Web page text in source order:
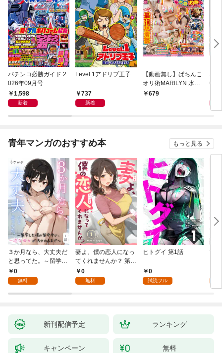
パチンコ必勝ガイド 2
026年09月号
1,598
新着
Level.1アドリブ王子
737
新着
【動画無し】ぱちんこ
オリ術MARILYN 水着d
e灼熱フィーバータイ
679
パ
026
青年マンガのおすすめ本 もっと見る
３か月なら、大丈夫だ
と思ってた。～留学し
た僕の留守中に、一途
な彼女が汚されるまで
0
無料
妻よ、僕の恋人になっ
てくれませんか？ 第1
話0
無料
ヒトグイ 第1話
0
試読フル
世
新刊配信予定 ランキング
キャンペーン 無料